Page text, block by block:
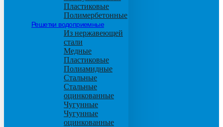
Пластиковые
Полимербетонные
Решетки водоприемные
Из нержавеющей
стали
Медные
Пластиковые
Полиамидные
Стальные
Стальные
оцинкованные
Чугунные
Чугунные
оцинкованные